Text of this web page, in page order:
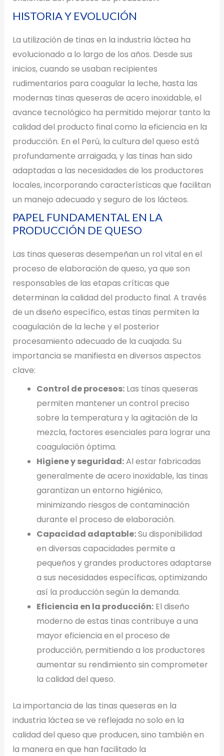
HISTORIA Y EVOLUCIÓN
La utilización de tinas en la industria láctea ha
evolucionado a lo largo de los años. Desde sus
inicios, cuando se usaban recipientes
rudimentarios para coagular la leche, hasta las
modernas tinas queseras de acero inoxidable, el
avance tecnológico ha permitido mejorar tanto la
calidad del producto final como la eficiencia en la
producción. En el Perú, la cultura del queso está
profundamente arraigada, y las tinas han sido
adaptadas a las necesidades de los productores
locales, incorporando características que facilitan
un manejo adecuado y seguro de los lácteos.
PAPEL FUNDAMENTAL EN LA
PRODUCCIÓN DE QUESO
Las tinas queseras desempeñan un rol vital en el
proceso de elaboración de queso, ya que son
responsables de las etapas críticas que
determinan la calidad del producto final. A través
de un diseño específico, estas tinas permiten la
coagulación de la leche y el posterior
procesamiento adecuado de la cuajada. Su
importancia se manifiesta en diversos aspectos
clave:
Control de procesos:Las tinas queseras
permiten mantener un control preciso
sobre la temperatura y la agitación de la
mezcla, factores esenciales para lograr una
coagulación óptima.
Higiene y seguridad:Al estar fabricadas
generalmente de acero inoxidable, las tinas
garantizan un entorno higiénico,
minimizando riesgos de contaminación
durante el proceso de elaboración.
Capacidad adaptable:Su disponibilidad
en diversas capacidades permite a
pequeños y grandes productores adaptarse
a sus necesidades específicas, optimizando
así la producción según la demanda.
Eficiencia en la producción:El diseño
moderno de estas tinas contribuye a una
mayor eficiencia en el proceso de
producción, permitiendo a los productores
aumentar su rendimiento sin comprometer
la calidad del queso.
La importancia de las tinas queseras en la
industria láctea se ve reflejada no solo en la
calidad del queso que producen, sino también en
la manera en que han facilitado la